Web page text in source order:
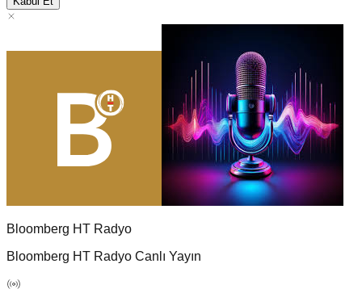
Bloomberg HT Radyo
Bloomberg HT Radyo Canlı Yayın